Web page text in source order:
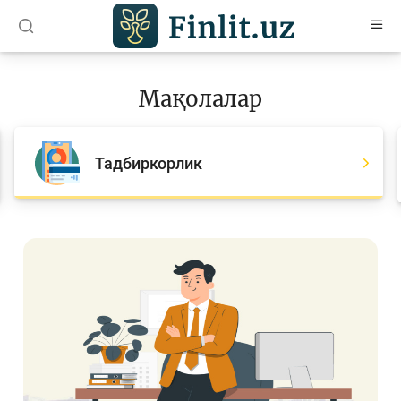
Барча мақолалар
Банк агентлари учун
Депозит (омонатлар)
Кредит
Бюджет
Мақолалар
Тадбиркорлик